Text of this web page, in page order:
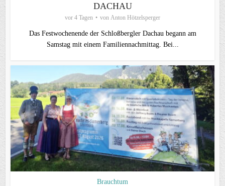
ACHAU
vor 4 Tagen von Anton Hötzelsperger
Das Festwochenende der Schloßbergler Dachau begann am
Samstag mit einem Familiennachmittag. Bei...
Brauchtum